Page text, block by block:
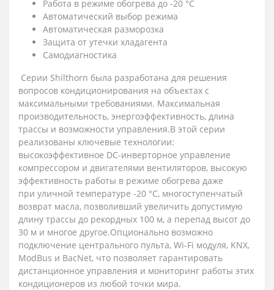
Работа в режиме обогрева до -20 °С
Автоматический выбор режима
Автоматическая разморозка
Защита от утечки хладагента
Самодиагностика
Cерии Shilthorn была разработана для решения
вопросов кондиционирования на объектах с
максимальными требованиями. Максимальная
производительность, энергоэффективность, длина
трассы и возможности управления.В этой серии
реализованы ключевые технологии:
высокоэффективное DC-инверторное управление
компрессором и двигателями вентиляторов, высокую
эффективность работы в режиме обогрева даже
при уличной температуре -20 °С, многоступенчатый
возврат масла, позволивший увеличить допустимую
длину трассы до рекордных 100 м, а перепад высот до
30 м и многое другое.Опционально возможно
подключение центрального пульта, Wi-Fi модуля, KNX,
ModBus и BacNet, что позволяет гарантировать
дистанционное управления и мониторинг работы этих
кондиционеров из любой точки мира.